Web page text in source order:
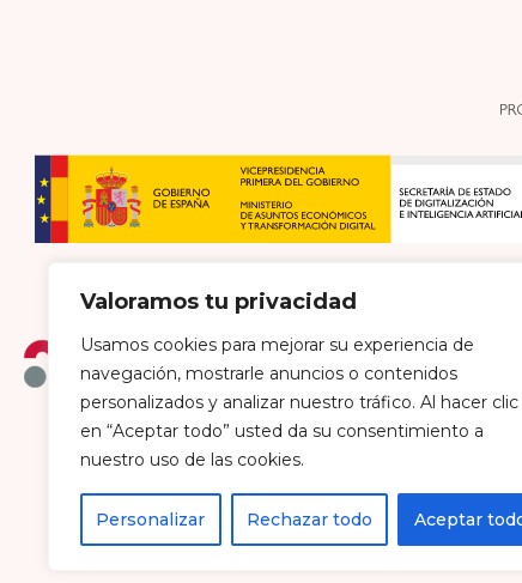
Valoramos tu privacidad
Usamos cookies para mejorar su experiencia de
navegación, mostrarle anuncios o contenidos
personalizados y analizar nuestro tráfico. Al hacer clic
en “Aceptar todo” usted da su consentimiento a
nuestro uso de las cookies.
Personalizar Rechazar todo Aceptar
Política de envío y devoluciones Política de